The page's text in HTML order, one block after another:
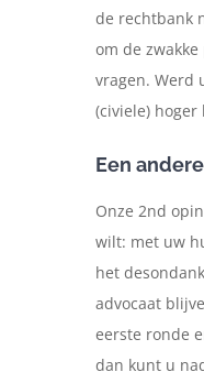
de rechtbank
om de
vragen. Werd
(civiele)
Een
Onze 2nd
wilt: met uw
het
advocaat
eerste ronde
dan kunt u